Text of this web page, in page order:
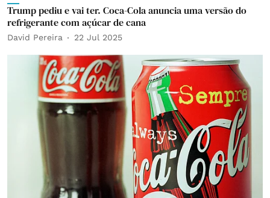
Trump pediu e vai ter. Coca-Cola anuncia uma versão do
refrigerante com açúcar de cana
David Pereira 22 Jul 2025